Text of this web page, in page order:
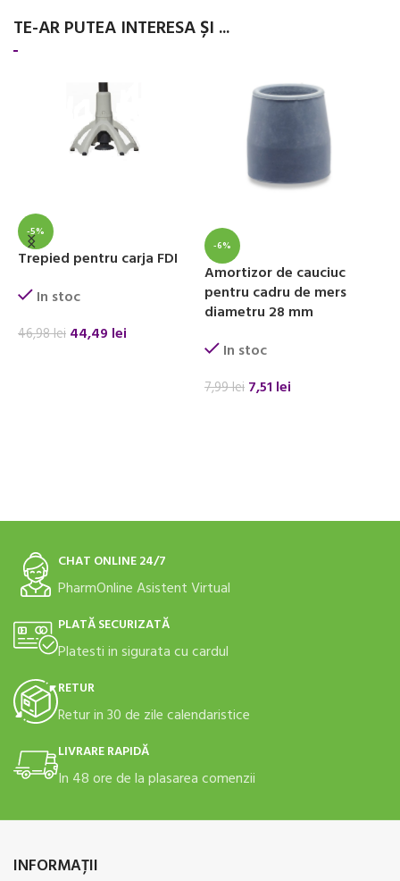
TE-AR PUTEA INTERESA ȘI ...
-5%
Trepied pentru carja FDI
In stoc
46,98lei 44,49 lei
-6%
Amortizor de cauciuc
pentru cadru de mers
diametru 28 mm
In stoc
7,99lei 7,51 lei
CHAT ONLINE 24/7
PharmOnline Asistent Virtual
PLATĂ SECURIZATĂ
Platesti in sigurata cu cardul
RETUR
Retur in 30 de zile calendaristice
LIVRARE RAPIDĂ
In 48 ore de la plasarea comenzii
INFORMAŢII